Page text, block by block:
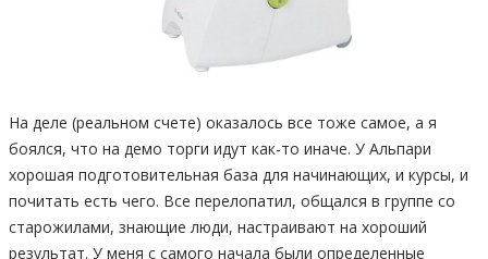
На деле (реальном счете) оказалось все тоже самое, а я
боялся, что на демо торги идут как-то иначе. У Альпари
хорошая подготовительная база для начинающих, и курсы, и
почитать есть чего. Все перелопатил, общался в группе со
старожилами, знающие люди, настраивают на хороший
результат. У меня с самого начала были определенные